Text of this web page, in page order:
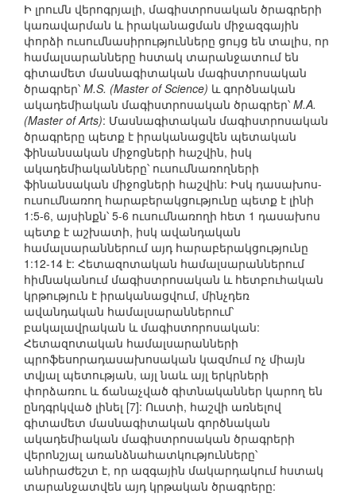
Ի լրումն վերոգրյալի, մագիստրոսական ծրագրերի
կառավարման և իրականացման միջազգային
փորձի ուսումնասիրությունները ցույց են տալիս, որ
համալսարանները հստակ տարանջատում են
գիտամետ մասնագիտական մագիստրոսական
ծրագրեր՝ M.S. (Master of Science) և գործնական
ակադեմիական մագիստրոսական ծրագրեր՝ M.A.
(Master of Arts): Մասնագիտական մագիստրոսական
ծրագրերը պետք է իրականացվեն պետական
ֆինանսական միջոցների հաշվին, իսկ
ակադեմիականները՝ ուսումնառողների
ֆինանսական միջոցների հաշվին: Իսկ դասախոս-
ուսումնառող հարաբերակցությունը պետք է լինի
1:5-6, այսինքն՝ 5-6 ուսումնառողի հետ 1 դասախոս
պետք է աշխատի, իսկ ավանդական
համալսարաններում այդ հարաբերակցությունը
1:12-14 է: Հետազոտական համալսարաններում
հիմնականում մագիստրոսական և հետբուհական
կրթություն է իրականացվում, մինչդեռ
ավանդական համալսարաններում՝
բակալավրական և մագիստորոսական:
Հետազոտական համալսարանների
պրոֆեսորադասախոսական կազմում ոչ միայն
տվյալ պետության, այլ նաև այլ երկրների
փորձառու և ճանաչված գիտնականներ կարող են
ընդգրկված լինել [7]: Ուստի, հաշվի առնելով
գիտամետ մասնագիտական գործնական
ակադեմիական մագիստրոսական ծրագրերի
վերոնշյալ առանձնահատկությունները՝
անհրաժեշտ է, որ ազգային մակարդակում հստակ
տարանջատվեն այդ կրթական ծրագրերը: